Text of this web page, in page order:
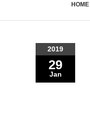
HOME
2019
29
Jan